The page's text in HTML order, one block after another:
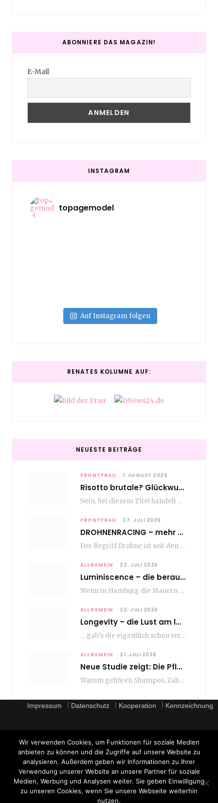
ABONNIERE DAS MAGAZIN!
E-Mail
INSTAGRAM
topagemodel
Auf Instagram folgen
RENATES KOLUMNE AUF:
NEUESTE BEITRÄGE
FRONTFRAU 1. AUGUST 2026
Risotto brutale? Glückwunsch Axel Milberg zum 70. Geburtstag
Nein, bei diesem Titel handelt es sich nicht um eine Kochshow, oder vielleicht doch etwas.…
FRONTFRAU 27. JULI 2026
DROHNENRACING – mehr als ein hipper Nischensport
Der Begriff Drohne ist seit den andauernden weltweiten Kriegshandlungen seit Jahren in aller Munde. Und…
ALLGEMEIN 22. JULI 2026
Luminiscence – die berauschende Macht von klingenden Bildern
Wenn in Hamburg die Mauern zu sprechen beginnen, dann ist es die unverwechselbare, tiefsonore Stimme…
ALLGEMEIN 22. JULI 2026
Longevity – die Lust am langen Leben
… gab’s die eigentlich schon vor Erfindung des ultimativen Trends? Keine Ahnung – ich glaube,…
ALLGEMEIN 21. JULI 2026
Neue Studie zeigt: Die Pflegeroutine gibt dem Alltag Struktur
Warum gehören Shampoo, Zahnpasta oder Gesichtscreme für die meisten Menschen in Europa ganz selbstverständlich zum…
Impressum Datenschutz Kooperation Kennzeichnung
Wir verwenden Cookies, um Funktionen für soziale Medien
anbieten zu können und die Zugriffe auf unsere Website zu
analysieren. Außerdem geben wir Informationen zu Ihrer
Verwendung unserer Website an unsere Partner für soziale
Medien, Werbung und Analysen weiter. Sie geben Einwilligung
zu unseren Cookies, wenn Sie unsere Webseite weiterhin
nutzen.